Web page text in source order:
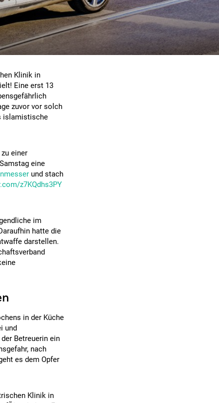
Klinik in
Eine erst 13
zuvor vor solch
islamistische
einer
eine
und stach
z7KQdhs3PY
im
hatte die
darstellen.
in der Küche
und
Betreuerin ein
nach
es dem Opfer
Klinik in